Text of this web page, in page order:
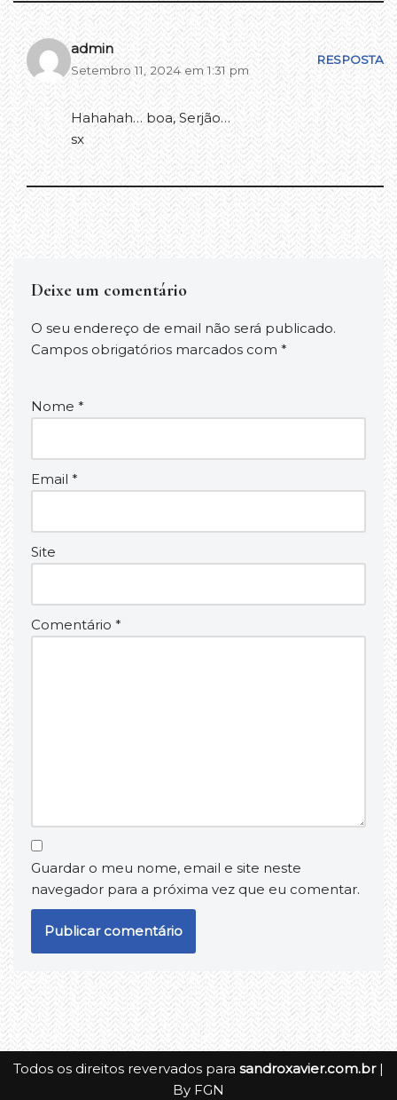
admin
Setembro 11, 2024 em 1:31 pm
RESPOSTA
Hahahah… boa, Serjão…
sx
Deixe um comentário
O seu endereço de email não será publicado.
Campos obrigatórios marcados com *
Nome *
Email *
Site
Comentário *
Guardar o meu nome, email e site neste
navegador para a próxima vez que eu comentar.
Todos os direitos revervados para sandroxavier.com.br|
By FGN